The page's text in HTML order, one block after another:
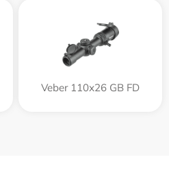
Veber 110х26 GB FD